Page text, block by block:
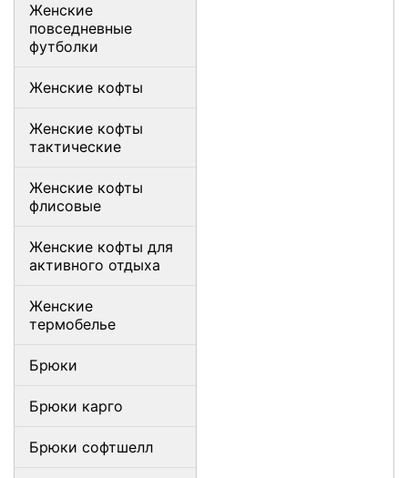
Женские
повседневные
футболки
Женские кофты
Женские кофты
тактические
Женские кофты
флисовые
Женские кофты для
активного отдыха
Женские
термобелье
Брюки
Брюки карго
Брюки софтшелл